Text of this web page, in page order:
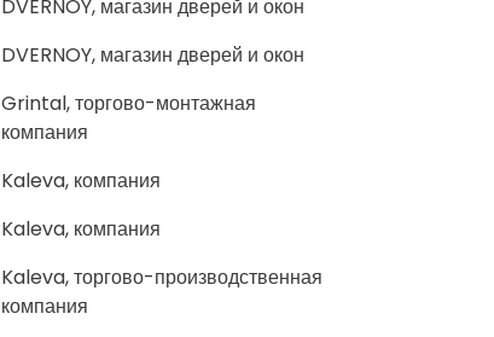
DVERNOY, магазин дверей и окон
DVERNOY, магазин дверей и окон
Grintal, торгово-монтажная
компания
Kaleva, компания
Kaleva, компания
Kaleva, торгово-производственная
компания